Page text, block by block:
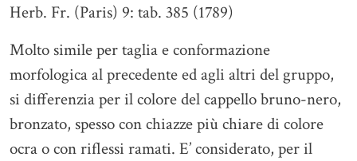
Herb. Fr. (Paris) 9: tab. 385 (1789)
Molto simile per taglia e conformazione
morfologica al precedente ed agli altri del gruppo,
si differenzia per il colore del cappello bruno-nero,
bronzato, spesso con chiazze più chiare di colore
ocra o con riflessi ramati. E’ considerato, per il